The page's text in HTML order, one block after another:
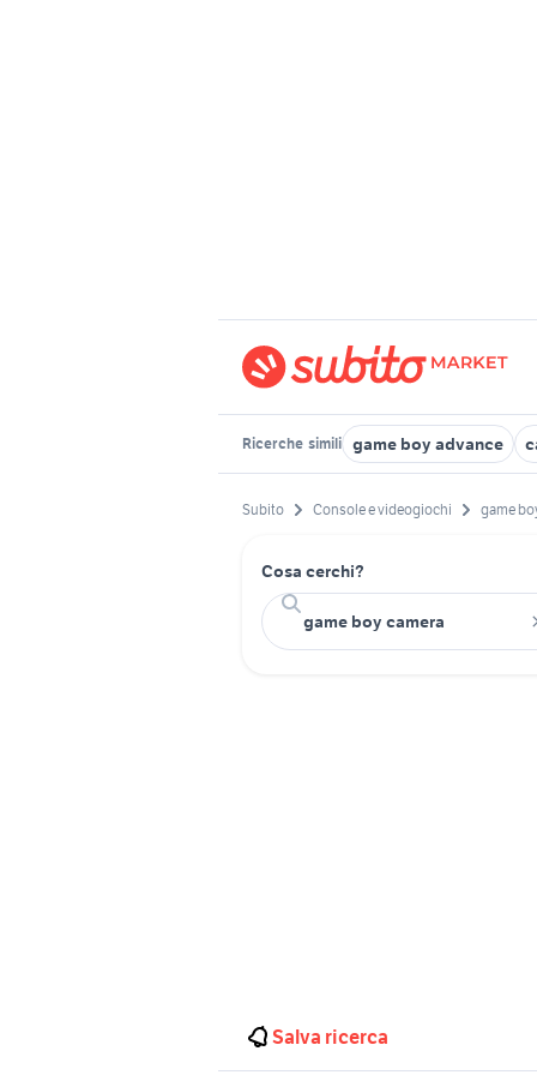
Ricerche simili game boy advance
Subito Console e videogiochi game
Cosa cerchi?
Salva ricerca